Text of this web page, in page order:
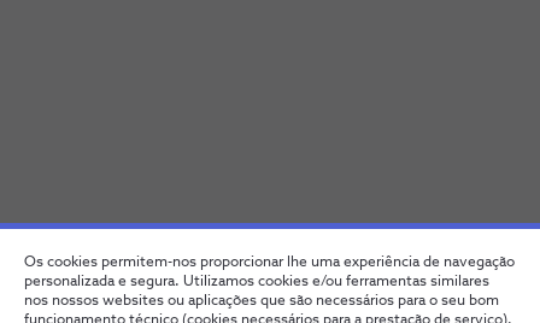
Os cookies permitem-nos proporcionar lhe uma experiência de navegação
personalizada e segura. Utilizamos cookies e/ou ferramentas similares
nos nossos websites ou aplicações que são necessários para o seu bom